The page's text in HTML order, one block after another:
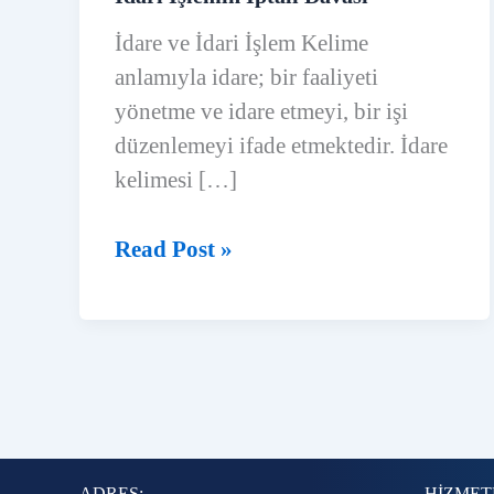
İdare ve İdari İşlem Kelime
anlamıyla idare; bir faaliyeti
yönetme ve idare etmeyi, bir işi
düzenlemeyi ifade etmektedir. İdare
kelimesi […]
İdari
Read Post »